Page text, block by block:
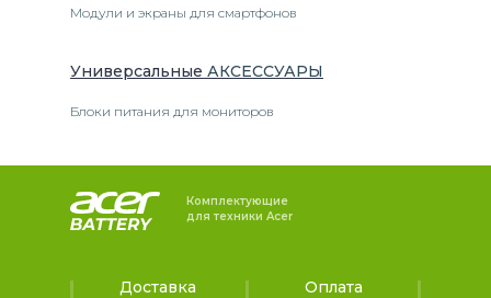
Модули и экраны для смартфонов
Универсальные АКСЕССУАРЫ
Блоки питания для мониторов
Комплектующие
для техники Acer
Доставка Оплата